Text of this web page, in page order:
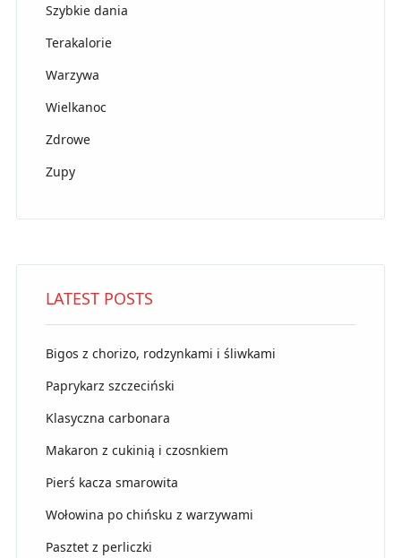
Szybkie dania
Terakalorie
Warzywa
Wielkanoc
Zdrowe
Zupy
LATEST POSTS
Bigos z chorizo, rodzynkami i śliwkami
Paprykarz szczeciński
Klasyczna carbonara
Makaron z cukinią i czosnkiem
Pierś kacza smarowita
Wołowina po chińsku z warzywami
Pasztet z perliczki